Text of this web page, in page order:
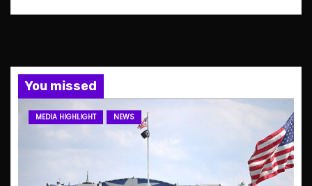
You missed
MEDIA HIGHLIGHT NEWS